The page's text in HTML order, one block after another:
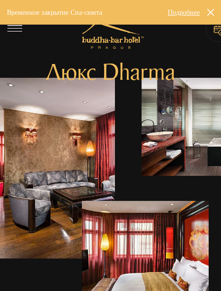
Люкс Dharma
Временное закрытие Спа-сюита Подробнее